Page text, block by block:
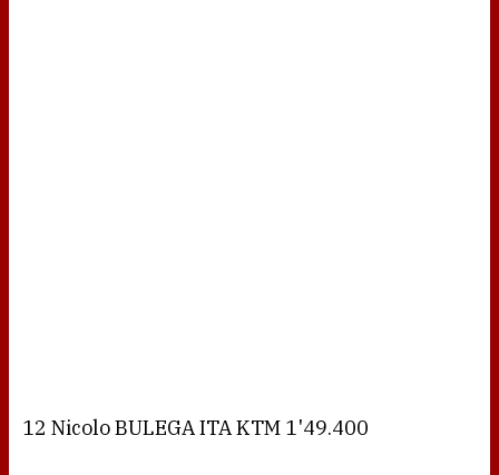
12 Nicolo BULEGA ITA KTM 1'49.400